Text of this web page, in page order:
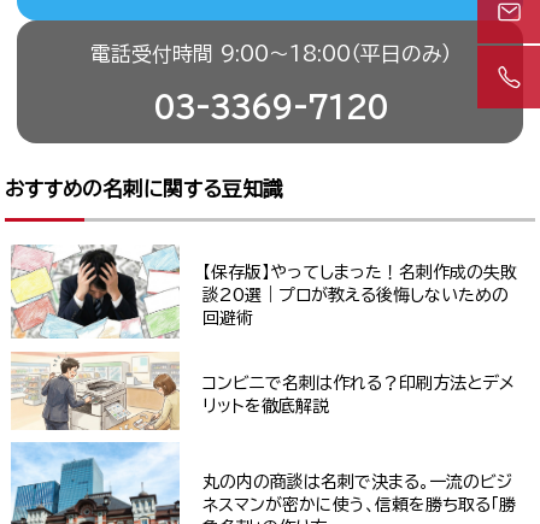
電話受付時間 9:00〜18:00（平日のみ）
03-3369-7120
おすすめの名刺に関する豆知識
【保存版】やってしまった！名刺作成の失敗
談20選｜プロが教える後悔しないための
回避術
コンビニで名刺は作れる？印刷方法とデメ
リットを徹底解説
丸の内の商談は名刺で決まる。一流のビジ
ネスマンが密かに使う、信頼を勝ち取る「勝